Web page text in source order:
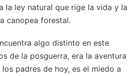
la ley natural que rige la vida y la
canopea forestal.
algo distinto en este
de la posguerra, era la aventura
padres de hoy, es el miedo a